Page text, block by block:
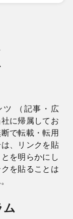
ツ （記事・広
に帰属してお
で転載・転用
、リンクを貼
を明らかにし
を貼ることは
ム